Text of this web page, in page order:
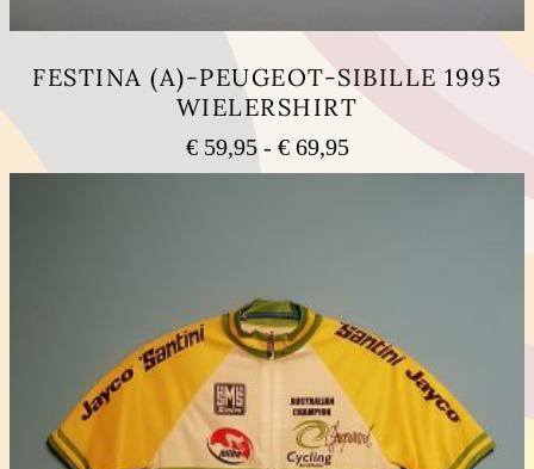
FESTINA (A)-PEUGEOT-SIBILLE 1995
WIELERSHIRT
€59,95 - €69,95Prijsklasse:
€ 59,95
optie
kan
gekozen
productpagina